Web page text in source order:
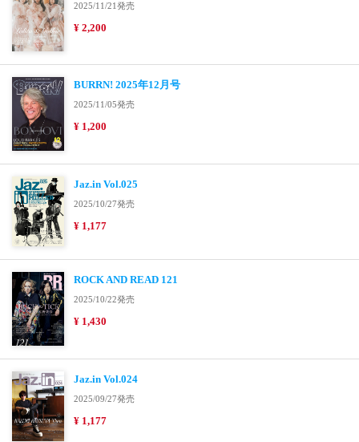
2025/11/21発売
¥ 2,200
BURRN! 2025年12月号
2025/11/05発売
¥ 1,200
Jaz.in Vol.025
2025/10/27発売
¥ 1,177
ROCK AND READ 121
2025/10/22発売
¥ 1,430
Jaz.in Vol.024
2025/09/27発売
¥ 1,177